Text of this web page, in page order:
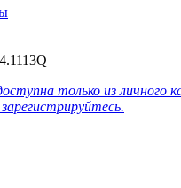
только из личного